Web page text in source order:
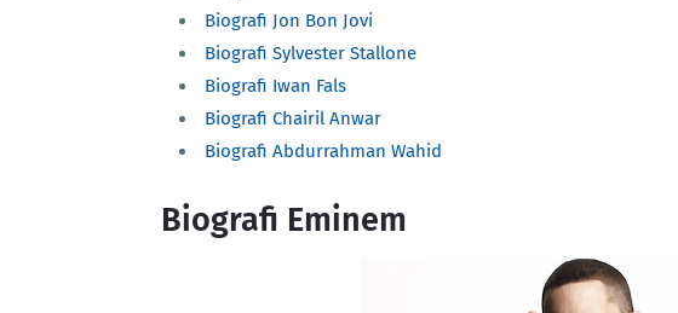
Biografi Jon Bon Jovi
Biografi Sylvester Stallone
Biografi Iwan Fals
Biografi Chairil Anwar
Biografi Abdurrahman Wahid
Biografi Eminem